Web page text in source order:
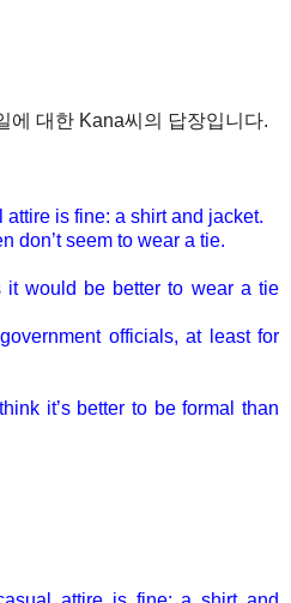
에 대한 Kana씨의 답장입니다.
attire is fine: a shirt and jacket.
don’t seem to wear a tie.
it would be better to wear a tie
officials, at least for
it’s better to be formal than